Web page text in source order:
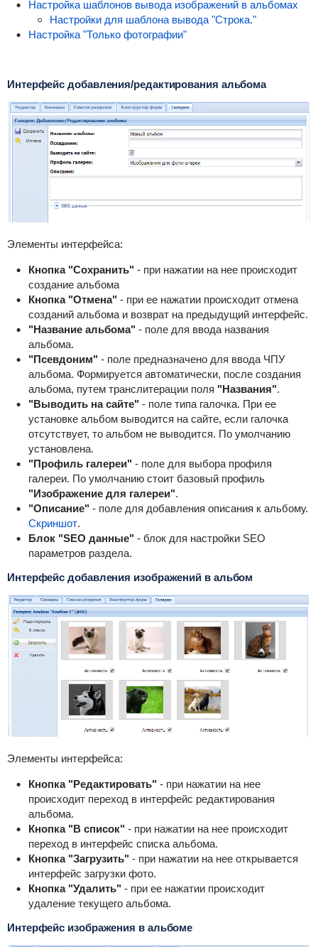
Настройка шаблонов вывода изображений в альбомах
Настройки для шаблона вывода "Строка."
Настройка "Только фотографии"
Интерфейс добавления/редактирования альбома
Элементы интерфейса:
Кнопка "Сохранить" - при нажатии на нее происходит
создание альбома
Кнопка "Отмена" - при ее нажатии происходит отмена
созданий альбома и возврат на предыдущий интерфейс.
"Название альбома" - поле для ввода названия
альбома.
"Псевдоним" - поле предназначено для ввода ЧПУ
альбома. Формируется автоматически, после создания
альбома, путем транслитерации поля "Названия".
"Выводить на сайте" - поле типа галочка. При ее
установке альбом выводится на сайте, если галочка
отсутствует, то альбом не выводится. По умолчанию
установлена.
"Профиль галереи" - поле для выбора профиля
галереи. По умолчанию стоит базовый профиль
"Изображение для галереи".
"Описание" - поле для добавления описания к альбому.
Скриншот.
Блок "SEO данные" - блок для настройки SEO
параметров раздела.
Интерфейс добавления изображений в альбом
Элементы интерфейса:
Кнопка "Редактировать" - при нажатии на нее
происходит переход в интерфейс редактирования
альбома.
Кнопка "В список" - при нажатии на нее происходит
переход в интерфейс списка альбома.
Кнопка "Загрузить" - при нажатии на нее открывается
интерфейс загрузки фото.
Кнопка "Удалить" - при ее нажатии происходит
удаление текущего альбома.
Интерфейс изображения в альбоме